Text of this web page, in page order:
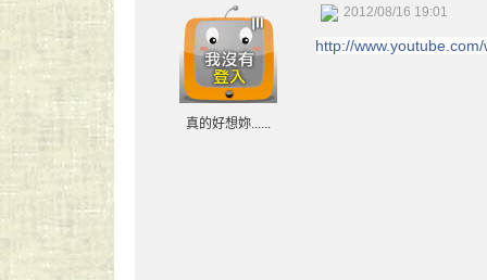
真的好想妳......
2012/08/16 19:01
http://